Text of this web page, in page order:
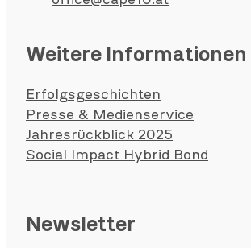
Weitere Informationen
Erfolgsgeschichten
Presse & Medienservice
Jahresrückblick 2025
Social Impact Hybrid Bond
Newsletter